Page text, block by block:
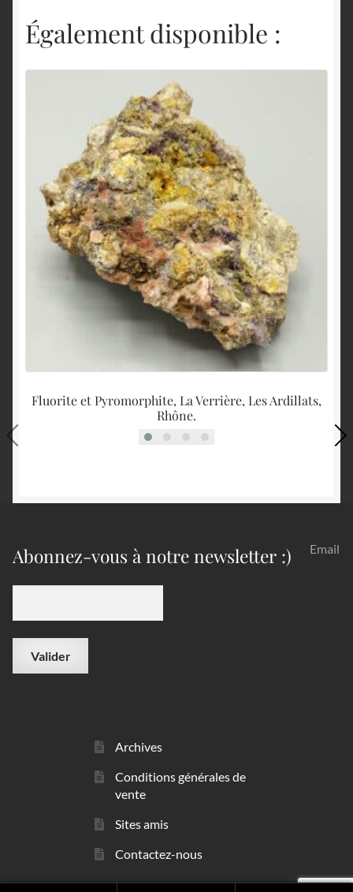
Également disponible :
Fluorite et Pyromorphite, La Verrière, Les Ardillats,
Rhône.
Abonnez-vous à notre newsletter :) Email
Archives
Conditions générales de
vente
Sites amis
Contactez-nous